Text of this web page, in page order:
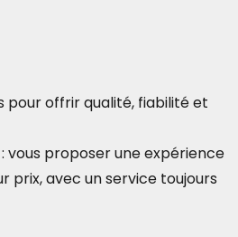
pour offrir qualité, fiabilité et
vous proposer une expérience
prix, avec un service toujours